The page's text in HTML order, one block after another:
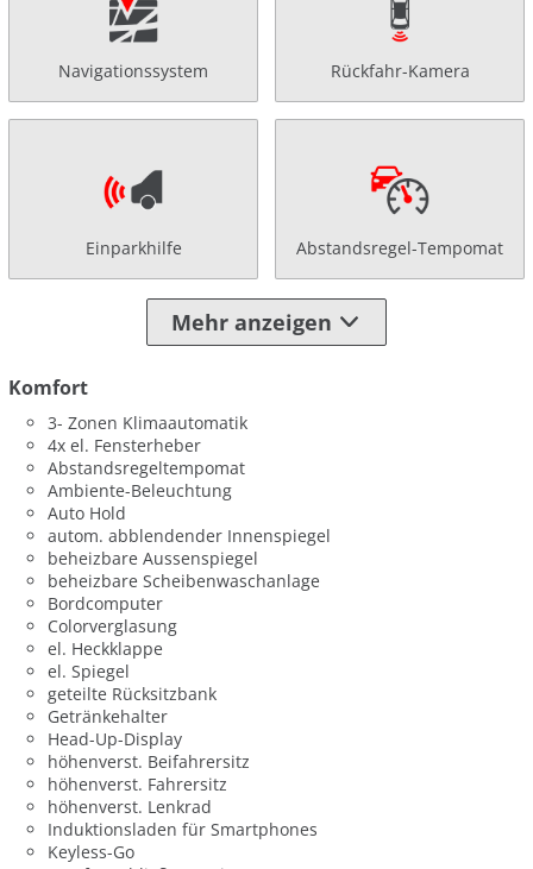
Navigationssystem Rückfahr-Kamera
Einparkhilfe Abstandsregel-Tempomat
Mehr anzeigen
Komfort
3- Zonen Klimaautomatik
4x el. Fensterheber
Abstandsregeltempomat
Ambiente-Beleuchtung
Auto Hold
autom. abblendender Innenspiegel
beheizbare Aussenspiegel
beheizbare Scheibenwaschanlage
Bordcomputer
Colorverglasung
el. Heckklappe
el. Spiegel
geteilte Rücksitzbank
Getränkehalter
Head-Up-Display
höhenverst. Beifahrersitz
höhenverst. Fahrersitz
höhenverst. Lenkrad
Induktionsladen für Smartphones
Keyless-Go